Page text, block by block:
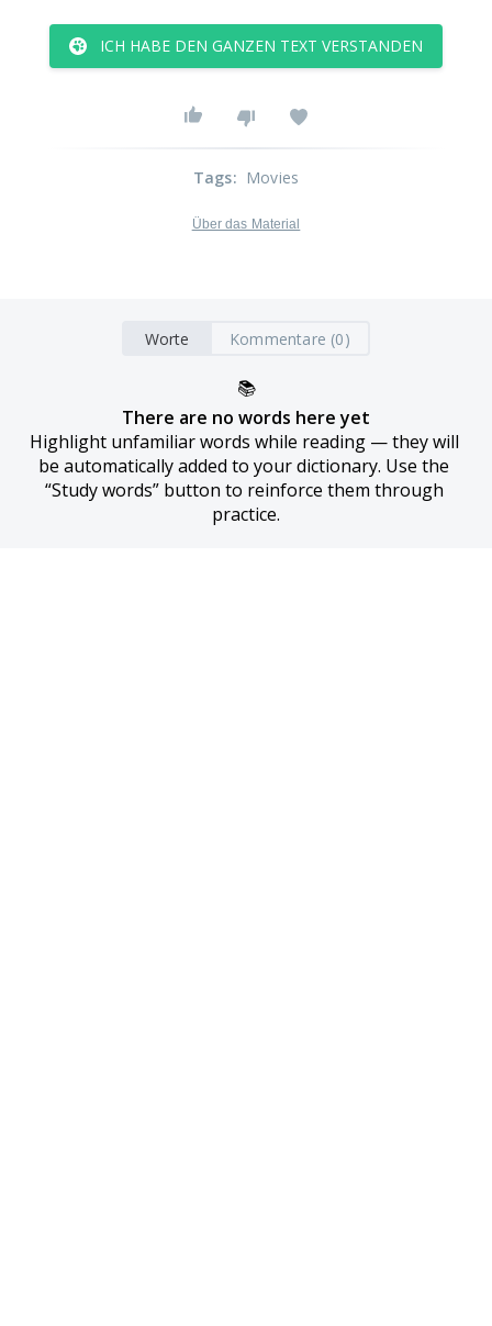
ICH HABE DEN GANZEN TEXT VERSTANDEN
Tags: Movies
Über das Material
Worte Kommentare (0)
📚
There are no words here yet
Highlight unfamiliar words while reading — they will
be automatically added to your dictionary. Use the
“Study words” button to reinforce them through
practice.